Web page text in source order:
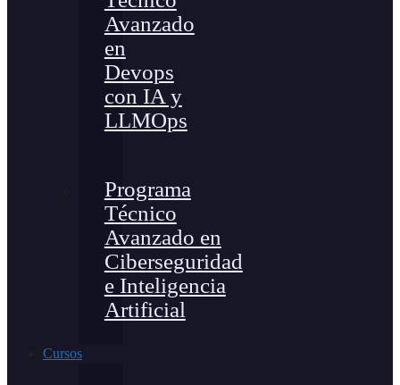
Avanzado
en
Devops
con IA y
LLMOps
Programa
Técnico
Avanzado en
Ciberseguridad
e Inteligencia
Artificial
Cursos